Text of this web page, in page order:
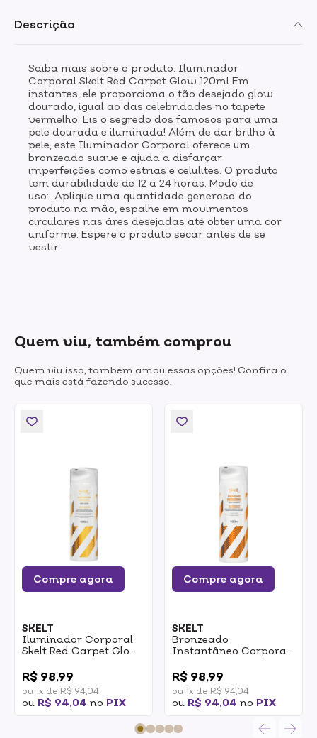
Descrição
Saiba mais sobre o produto: Iluminador
Corporal Skelt Red Carpet Glow 120ml Em
instantes, ele proporciona o tão desejado glow
dourado, igual ao das celebridades no tapete
vermelho. Eis o segredo dos famosos para uma
pele dourada e iluminada! Além de dar brilho à
pele, este Iluminador Corporal oferece um
bronzeado suave e ajuda a disfarçar
imperfeições como estrias e celulites. O produto
tem durabilidade de 12 a 24 horas. Modo de
uso: Aplique uma quantidade generosa do
produto na mão, espalhe em movimentos
circulares nas áres desejadas até obter uma cor
uniforme. Espere o produto secar antes de se
vestir.
Quem viu, também comprou
Quem viu isso, também amou essas opções! Confira o
que mais está fazendo sucesso.
Compre agora
SKELT
Iluminador Corporal
Skelt Red Carpet Glow
R$ 98,99
ou 1x de R$ 94,04
ou R$ 94,04 no PIX
Compre agora
SKELT
Bronzeado
Instantâneo Corporal
120ml
R$ 98,99
ou 1x de R$ 94,04
ou R$ 94,04 no PIX